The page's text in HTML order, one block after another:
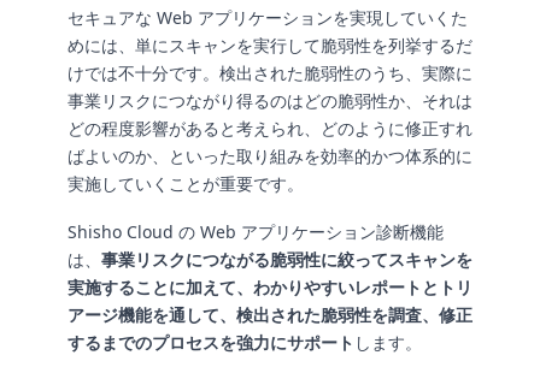
セキュアな Web アプリケーションを実現していくた
めには、単にスキャンを実行して脆弱性を列挙するだ
けでは不十分です。検出された脆弱性のうち、実際に
事業リスクにつながり得るのはどの脆弱性か、それは
どの程度影響があると考えられ、どのように修正すれ
ばよいのか、といった取り組みを効率的かつ体系的に
実施していくことが重要です。
Shisho Cloud の Web アプリケーション診断機能
は、 事業リスクにつながる脆弱性に絞ってスキャンを
実施することに加えて、わかりやすいレポートとトリ
アージ機能を通して、検出された脆弱性を調査、修正
するまでのプロセスを強力にサポート します。